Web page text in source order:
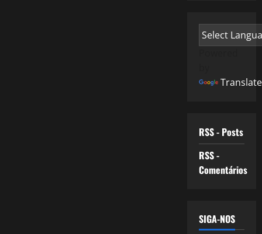
Translate
RSS - Posts
RSS -
Comentários
SIGA-NOS